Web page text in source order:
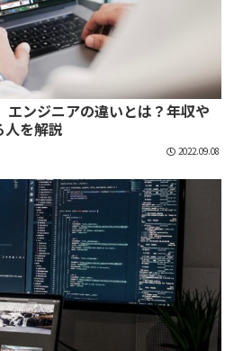
エンジニアの違いとは？年収や
人を解説
2022.09.08